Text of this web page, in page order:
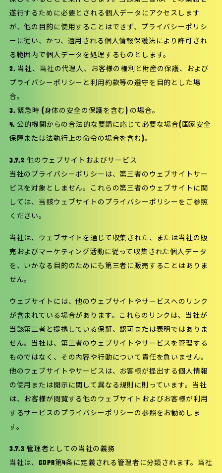
遂行するために必要とされる個人データにアクセスします
が、他の目的に使用することはできず、プライバシーポリシ
ーに従い、かつ、適用される個人情報保護法により許可され
る範囲内で個人データを処理するものとします。
2. 当社、当社の代理人、お客様の権利と財産の保護、および
プライバシーポリシーと利用約款等の遵守を目的とした場
合。
3. 緊急時 (身体の安全の保護を含む) の場合。
4. 公的機関からの合法的な要請に応じて必要な場合(国家安全
保障または法執行上の命令の場合を含む)。
3.7.2 他のウェブサイトおよびサービス
当社のプライバシーポリシーは、第三者のウェブサイトサー
ビスを対象としません。これらの第三者のウェブサイトに関
しては、当該ウェブサイトのプライバシーポリシーをご参照
ください。
当社は、ウェブサイトを通じて収集された、または当社の販
売およびマーケティング活動に従って収集された個人データ
を、いかなる目的のためにも第三者に販売することはありま
せん。
ウェブサイトには、他のウェブサイトやサービスへのリンク
が含まれている場合があります。これらのリンクは、当社が
当該第三者と提携している保証、認可または表明ではありま
せん。当社は、第三者のウェブサイトやサービスを管理する
ものではなく、その内容や行動について責任を負いません。
他のウェブサイトやサービスは、お客様が提出する個人情報
の使用または開示に関して異なる規則に則っています。当社
は、お客様が閲覧する他のウェブサイトおよびお客様が利用
するサービスのプライバシーポリシーの参照をお勧めしま
す。
3.7.3 管理者としての当社の義務
当社は、GDPR第4条に定義される管理者に分類されます。当社